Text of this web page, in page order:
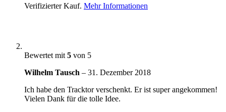
Verifizierter Kauf. Mehr Informationen
Bewertet mit 5 von 5
Wilhelm Tausch – 31. Dezember 2018
Ich habe den Tracktor verschenkt. Er ist super angekommen!
Vielen Dank für die tolle Idee.